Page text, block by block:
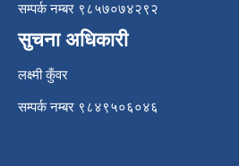
सम्पर्क नम्बर ९८५७०७४२९२
सुचना अधिकारी
लक्ष्मी कुँवर
सम्पर्क नम्बर ९८४९५०६०४६